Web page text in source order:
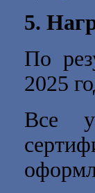
5.
По
2025
Все